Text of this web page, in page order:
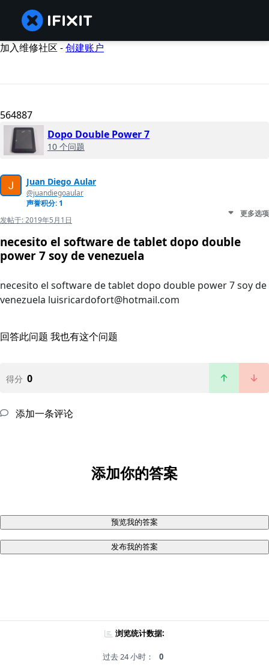
加入维修社区 -创建账户
564887
Dopo Double Power 7
10 个问题
Juan Diego Aular
@juandiegoaular
声誉积分: 1
发帖于:2019年5月1日
更多选项
necesito el software de tablet dopo double
power 7 soy de venezuela
necesito el software de tablet dopo double power 7 soy de
venezuela luisricardofort@hotmail.com
回答此问题 我也有这个问题
得分 0
添加一条评论
添加你的答案
预览我的答案
发布我的答案
浏览统计数据:
过去 24 小时： 0